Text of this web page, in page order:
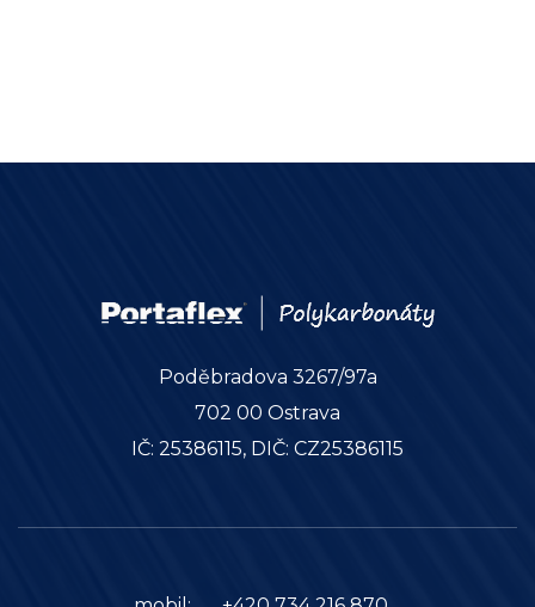
Poděbradova 3267/97a
702 00 Ostrava
IČ: 25386115, DIČ: CZ25386115